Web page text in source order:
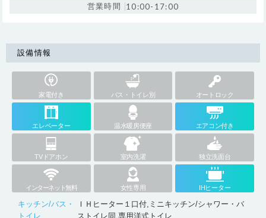
営業時間 10:00-17:00
設備情報
家電付き バス・トイレ別 オートロック
エレベーター 温水暖房便座 エアコン付き
TVドアホン 室内洗濯 独立洗面台
インターネット無料 女性専用 IHヒーター
キッチン/バス・
トイレ
ＩＨヒーター１口付,ミニキッチン/シャワー・バ
ストイレ同,専用洋式トイレ